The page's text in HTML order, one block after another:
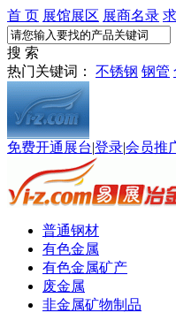
首 页 展馆展区 展商名录
搜 索
热门关键词： 不锈钢 钢管
免费开通展台|登录|会员推
普通钢材
有色金属
有色金属矿产
废金属
非金属矿物制品